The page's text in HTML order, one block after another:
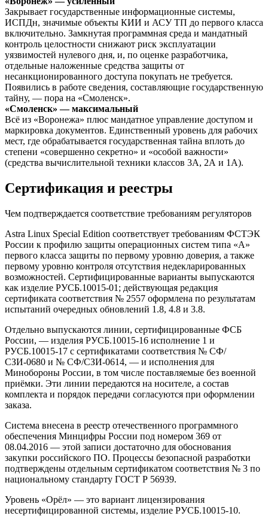
Закрывает государственные информационные системы,
ИСПДн, значимые объекты КИИ и АСУ ТП до первого класса
включительно. Замкнутая программная среда и мандатный
контроль целостности снижают риск эксплуатации
уязвимостей нулевого дня, и, по оценке разработчика,
отдельные наложенные средства защиты от
несанкционированного доступа покупать не требуется.
Появились в работе сведения, составляющие государственную
тайну, — пора на «Смоленск».
«Смоленск» — максимальный
Всё из «Воронежа» плюс мандатное управление доступом и
маркировка документов. Единственный уровень для рабочих
мест, где обрабатывается государственная тайна вплоть до
степени «совершенно секретно» и «особой важности»
(средства вычислительной техники классов 3А, 2А и 1А).
Сертификация и реестры
Чем подтверждается соответствие требованиям регуляторов
Astra Linux Special Edition соответствует требованиям ФСТЭК
России к профилю защиты операционных систем типа «А»
первого класса защиты по первому уровню доверия, а также
первому уровню контроля отсутствия недекларированных
возможностей. Сертифицированные варианты выпускаются
как изделие РУСБ.10015-01; действующая редакция
сертификата соответствия № 2557 оформлена по результатам
испытаний очередных обновлений 1.8, 4.8 и 3.8.
Отдельно выпускаются линии, сертифицированные ФСБ
России, — изделия РУСБ.10015-16 исполнение 1 и
РУСБ.10015-17 с сертификатами соответствия № СФ/
СЗИ-0680 и № СФ/СЗИ-0614, — и исполнения для
Минобороны России, в том числе поставляемые без военной
приёмки. Эти линии передаются на носителе, а состав
комплекта и порядок передачи согласуются при оформлении
заказа.
Система внесена в реестр отечественного программного
обеспечения Минцифры России под номером 369 от
08.04.2016 — этой записи достаточно для обоснования
закупки российского ПО. Процессы безопасной разработки
подтверждены отдельным сертификатом соответствия № 3 по
национальному стандарту ГОСТ Р 56939.
Уровень «Орёл» — это вариант лицензирования
несертифицированной системы, изделие РУСБ.10015-10.